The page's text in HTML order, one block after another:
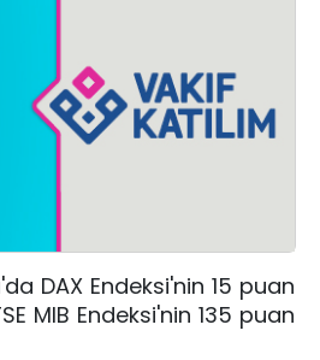
DAX Endeksi'nin 15 puan
MIB Endeksi'nin 135 puan